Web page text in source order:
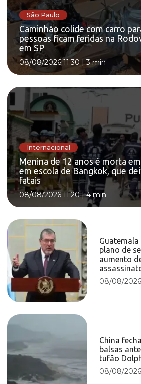
São Paulo
Caminhão colide com carro
pessoas ficam feridas na
em SP
08/08/2026 11:30 |3 min
Internacional
Menina de 12 anos é morta
em escola de Bangkok, que
fatais
08/08/2026 11:20|4 min
plano de
aumento
08/08/2026
China
balsas
tufão
08/08/